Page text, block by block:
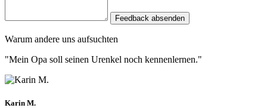
Feedback absenden
Warum andere uns aufsuchten
"Mein Opa soll seinen Urenkel noch kennenlernen."
Karin M.